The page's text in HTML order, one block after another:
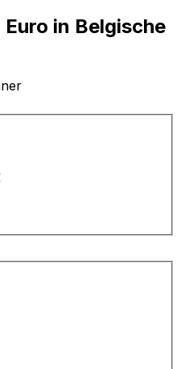
Euro in Belgische